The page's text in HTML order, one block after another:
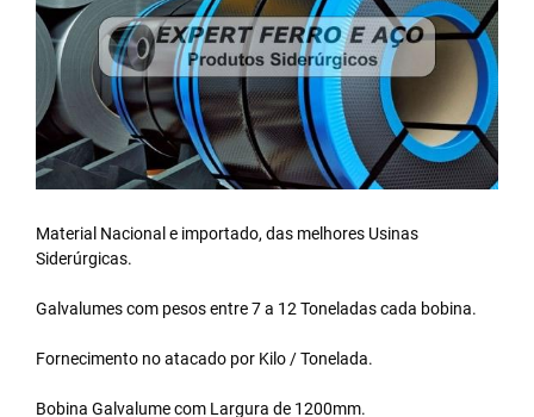
Material Nacional e importado, das melhores Usinas
Siderúrgicas.
Galvalumes com pesos entre 7 a 12 Toneladas cada bobina.
Fornecimento no atacado por Kilo / Tonelada.
Bobina Galvalumecom Largura de 1200mm.